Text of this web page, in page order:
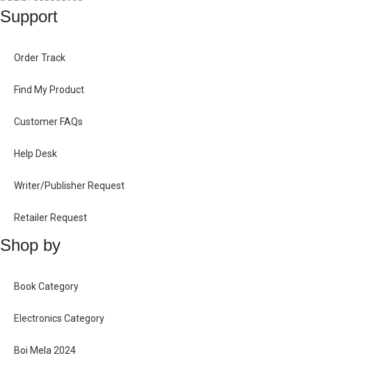
Support
Order Track
Find My Product
Customer FAQs
Help Desk
Writer/Publisher Request
Retailer Request
Shop by
Book Category
Electronics Category
Boi Mela 2024